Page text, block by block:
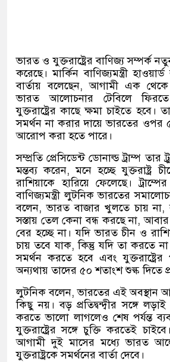
ভারত ও যুক্তরাষ্ট্রের বাণিজ্য সম্পর্ক
করেছে। মার্কিন বাণিজ্যমন্ত্রী
বার্তায় বলেছেন, আগামী এক
ভারত আলোচনার টেবিলে
যুক্তরাষ্ট্রের কাছে ক্ষমা চাইতে হবে।
সমর্থন না করার দায়ে ভারতের ওপর
আরোপ করা হতে পারে।
সম্প্রতি প্রেসিডেন্ট ডোনাল্ড ট্রাম্প তার
মন্তব্য করেন, মনে হচ্ছে যুক্তরাষ্ট্র
রাশিয়াকে হারিয়ে ফেলেছে।
বাণিজ্যমন্ত্রী লুটনিক ভারতের
বলেন, ভারত বাজার খুলতে চায় না,
সস্তায় তেল কেনা বন্ধ করছে না,
বের হচ্ছে না। যদি ভারত চীন ও
চায় তবে যাক, কিন্তু যদি তা করতে
সমর্থন করতে হবে এবং যুক্তরাষ্ট্রের
অন্যথায় তাদের ৫০ শতাংশ শুল্ক দিতে
লুটনিক বলেন, ভারতের এই অবস্থান
কিছু নয়। বড় প্রতিদ্বন্দ্বীর সঙ্গে
করতে ভালো লাগলেও শেষ পর্যন্ত
যুক্তরাষ্ট্রের সঙ্গে চুক্তি করতেই
আগামী দুই মাসের মধ্যে ভারত
যুক্তরাষ্ট্রকে সমর্থনের বার্তা দেবে।